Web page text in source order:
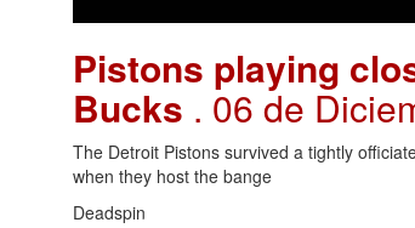
Pistons playing
Bucks . 06 de
The Detroit Pistons survived a tightly
when they host the bange
Deadspin